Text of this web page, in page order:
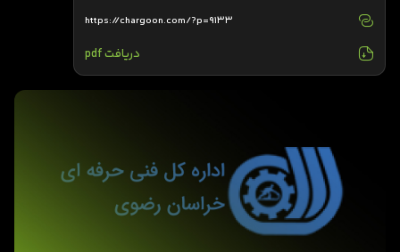
https://chargoon.com/?p=9133
دریافت pdf